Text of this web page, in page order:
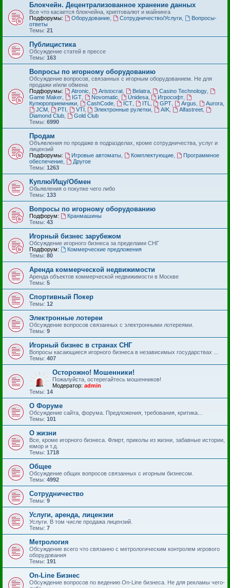
Блокчейн. Децентрализованное хранение данных
Все что касается блокчейна, криптовалют и майнинга
Подфорумы:
Оборудование, Сотрудничество/Услуги,
Вопросы-
ответы
Темы: 21
Публицистика
Обсуждение статей в прессе
Темы: 163
Вопросы по игорному оборудованию
Обсуждение вопросов, связанных с игорным оборудованием. Не для
продажи и/или обмена
Подфорумы:
Atronic Aristocrat, Belatra, Casino Technology
Game Maker
IGT, Novomatic Unidesa, Игрософт
Купюроприемники
CashCode, ICT, ITL GPT Argus Aurora
JCM, PTI VTI Электронные рулетки AIK Alfastreet
Diamond Club
Gold Club
Темы: 6990
Продам
Объявления по продаже в подразделах, кроме сотрудничества, услуг и
лицензий
Подфорумы:
Игровые автоматы, Комплектующие,
Программное
обеспечение
Другое
Темы: 1263
Куплю/Ищу/Обмен
Обьявления о покупке чего либо
Темы: 133
Вопросы по игорному оборудованию
Подфорум:
Кранмашины
Темы: 43
Игорный бизнес зарубежом
Обсуждение игорного бизнеса за пределами СНГ
Подфорум:
Коммерческие предложения
Темы: 80
Аренда коммерческой недвижимости
Аренда объектов коммерческой недвижимости в Москве
Темы: 5
Спортивный Покер
Темы: 12
Электронные лотереи
Обсуждение вопросов связанных с электронными лотереями.
Темы: 9
Игорный бизнес в странах СНГ
Вопросы касающиеся игорного бизнеса в независимых государствах ...
Темы: 407
Осторожно! Мошенники!
Пожалуйста, остерегайтесь мошенников!
Модератор: admin
Темы: 14
О Форуме
Обсуждение сайта, форума. Предложения, требования, критика...
Темы: 101
О жизни
Все, кроме игорного бизнеса. Флирт, приколы из жизни, забавные истории,
юмор и т.д.
Темы: 1718
Общее
Обсуждение общих вопросов связанных с игорным бизнесом.
Темы: 4992
Сотрудничество
Темы: 9
Услуги, аренда, лицензии
Услуги. В том числе продажа лицензий.
Темы: 7
Метрология
Обсуждение всего что связанно с метрологическим контролем игрового
оборудования
Темы: 191
On-Line Бизнес
Обсуждение вопросов по ведению On-Line бизнеса. Не для рекламы чего-